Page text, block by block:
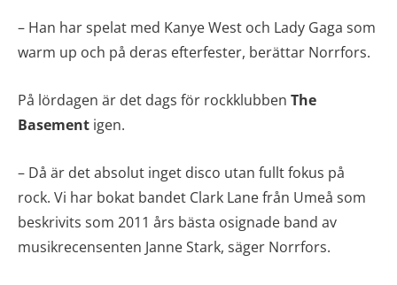
– Han har spelat med Kanye West och Lady Gaga som
warm up och på deras efterfester, berättar Norrfors.
På lördagen är det dags för rockklubben The
Basement igen.
– Då är det absolut inget disco utan fullt fokus på
rock. Vi har bokat bandet Clark Lane från Umeå som
beskrivits som 2011 års bästa osignade band av
musikrecensenten Janne Stark, säger Norrfors.